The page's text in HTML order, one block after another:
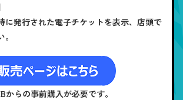
に発行された電子チケットを表示、店頭で
からの事前購入が必要です。